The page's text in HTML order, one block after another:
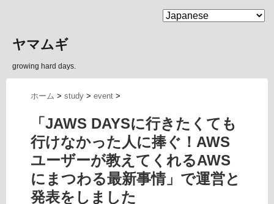
MENU
ヤマムギ
growing hard days.
ホーム > study > event >
「JAWS DAYSに行きたくても
行けなかった人に捧ぐ！AWS
ユーザーが教えてくれるAWS
にまつわる最新事情」で運営と
発表をしました